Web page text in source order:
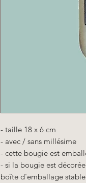
- taille 18 x 6 cm
- avec / sans millésime
- cette bougie est
- si la bougie est
boîte d'emballage